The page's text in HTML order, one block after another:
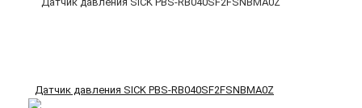
Датчик давления SICK PBS-RB040SF2FSNBMA0Z